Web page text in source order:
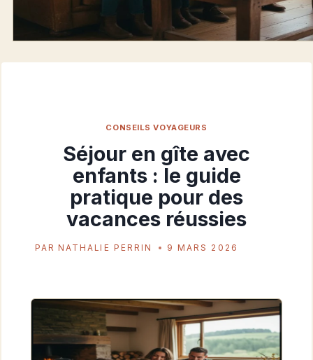
CONSEILS VOYAGEURS
Séjour en gîte avec
enfants : le guide
pratique pour des
vacances réussies
PAR NATHALIE PERRIN 9 MARS 2026